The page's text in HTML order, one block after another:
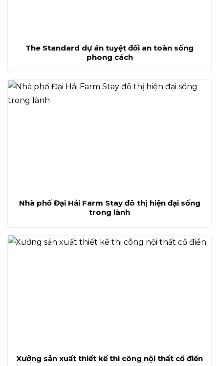
The Standard dự án tuyệt đối an toàn sống
phong cách
Nhà phố Đại Hải Farm Stay đô thị hiện đại sống
trong lành
Xưởng sản xuất thiết kế thi công nội thất cổ điển